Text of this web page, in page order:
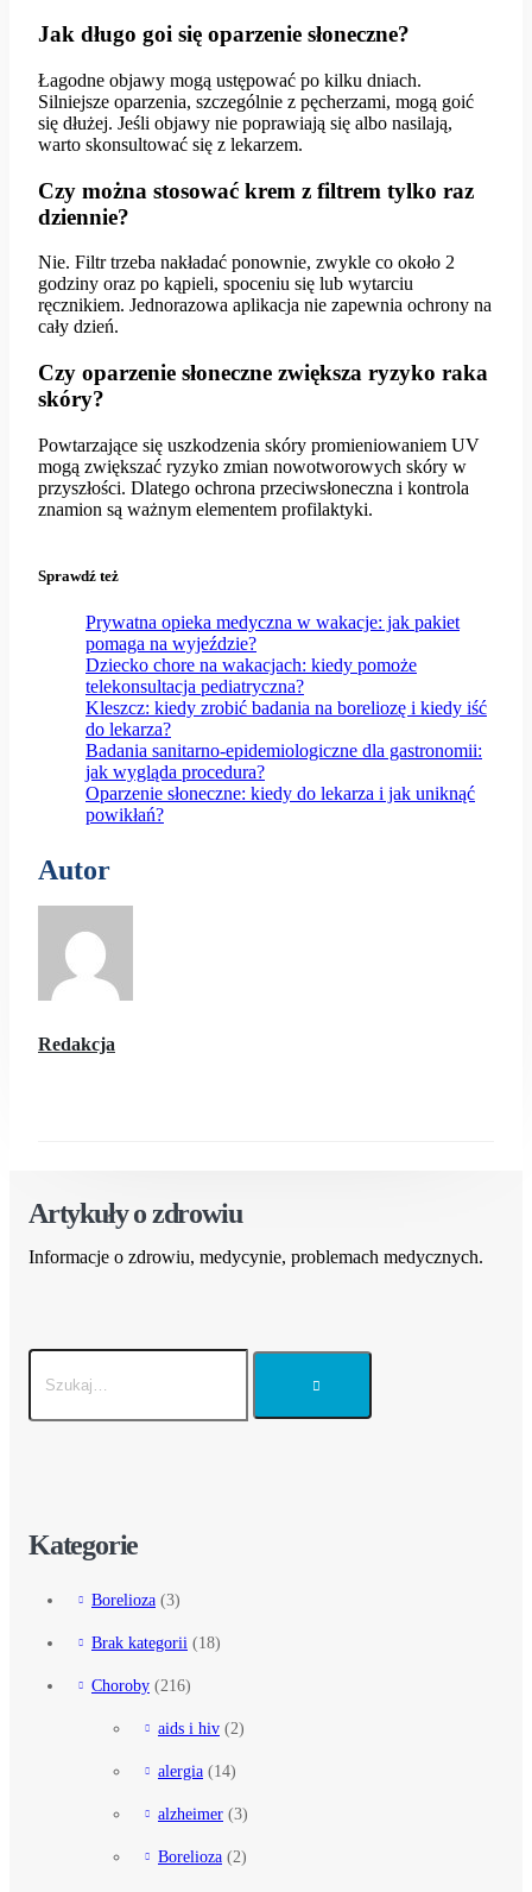
Jak długo goi się oparzenie słoneczne?
Łagodne objawy mogą ustępować po kilku dniach.
Silniejsze oparzenia, szczególnie z pęcherzami, mogą goić
się dłużej. Jeśli objawy nie poprawiają się albo nasilają,
warto skonsultować się z lekarzem.
Czy można stosować krem z filtrem tylko raz
dziennie?
Nie. Filtr trzeba nakładać ponownie, zwykle co około 2
godziny oraz po kąpieli, spoceniu się lub wytarciu
ręcznikiem. Jednorazowa aplikacja nie zapewnia ochrony na
cały dzień.
Czy oparzenie słoneczne zwiększa ryzyko raka
skóry?
Powtarzające się uszkodzenia skóry promieniowaniem UV
mogą zwiększać ryzyko zmian nowotworowych skóry w
przyszłości. Dlatego ochrona przeciwsłoneczna i kontrola
znamion są ważnym elementem profilaktyki.
Sprawdź też
Prywatna opieka medyczna w wakacje: jak pakiet
pomaga na wyjeździe?
Dziecko chore na wakacjach: kiedy pomoże
telekonsultacja pediatryczna?
Kleszcz: kiedy zrobić badania na boreliozę i kiedy iść
do lekarza?
Badania sanitarno-epidemiologiczne dla gastronomii:
jak wygląda procedura?
Oparzenie słoneczne: kiedy do lekarza i jak uniknąć
powikłań?
Autor
Redakcja
Artykuły o zdrowiu
Informacje o zdrowiu, medycynie, problemach medycznych.
Kategorie
Borelioza (3)
Brak kategorii (18)
Choroby (216)
aids i hiv (2)
alergia (14)
alzheimer (3)
Borelioza (2)